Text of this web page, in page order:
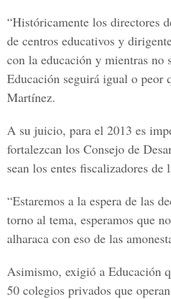
“Históricamente los directores
de centros educativos y
con la educación y mientras no
Educación seguirá igual o peor
Martínez.
A su juicio, para el 2013 es
fortalezcan los Consejo de
sean los entes fiscalizadores de
“Estaremos a la espera de las
torno al tema, esperamos que
alharaca con eso de las
Asimismo, exigió a Educación
50 colegios privados que